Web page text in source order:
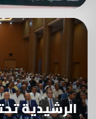
الرشيدية